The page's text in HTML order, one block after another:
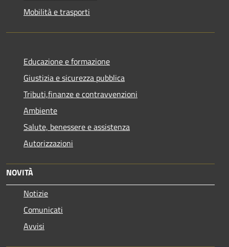
Mobilità e trasporti
Educazione e formazione
Giustizia e sicurezza pubblica
Tributi,finanze e contravvenzioni
Ambiente
Salute, benessere e assistenza
Autorizzazioni
NOVITÀ
Notizie
Comunicati
Avvisi